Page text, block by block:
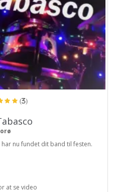
(3)
nu fundet dit band til festen.
at se video